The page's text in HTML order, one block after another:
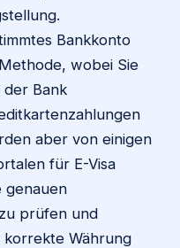
Bankkonto
wobei Sie
der Bank
aber von einigen
für E-Visa
genauen
prüfen und
korrekte Währung